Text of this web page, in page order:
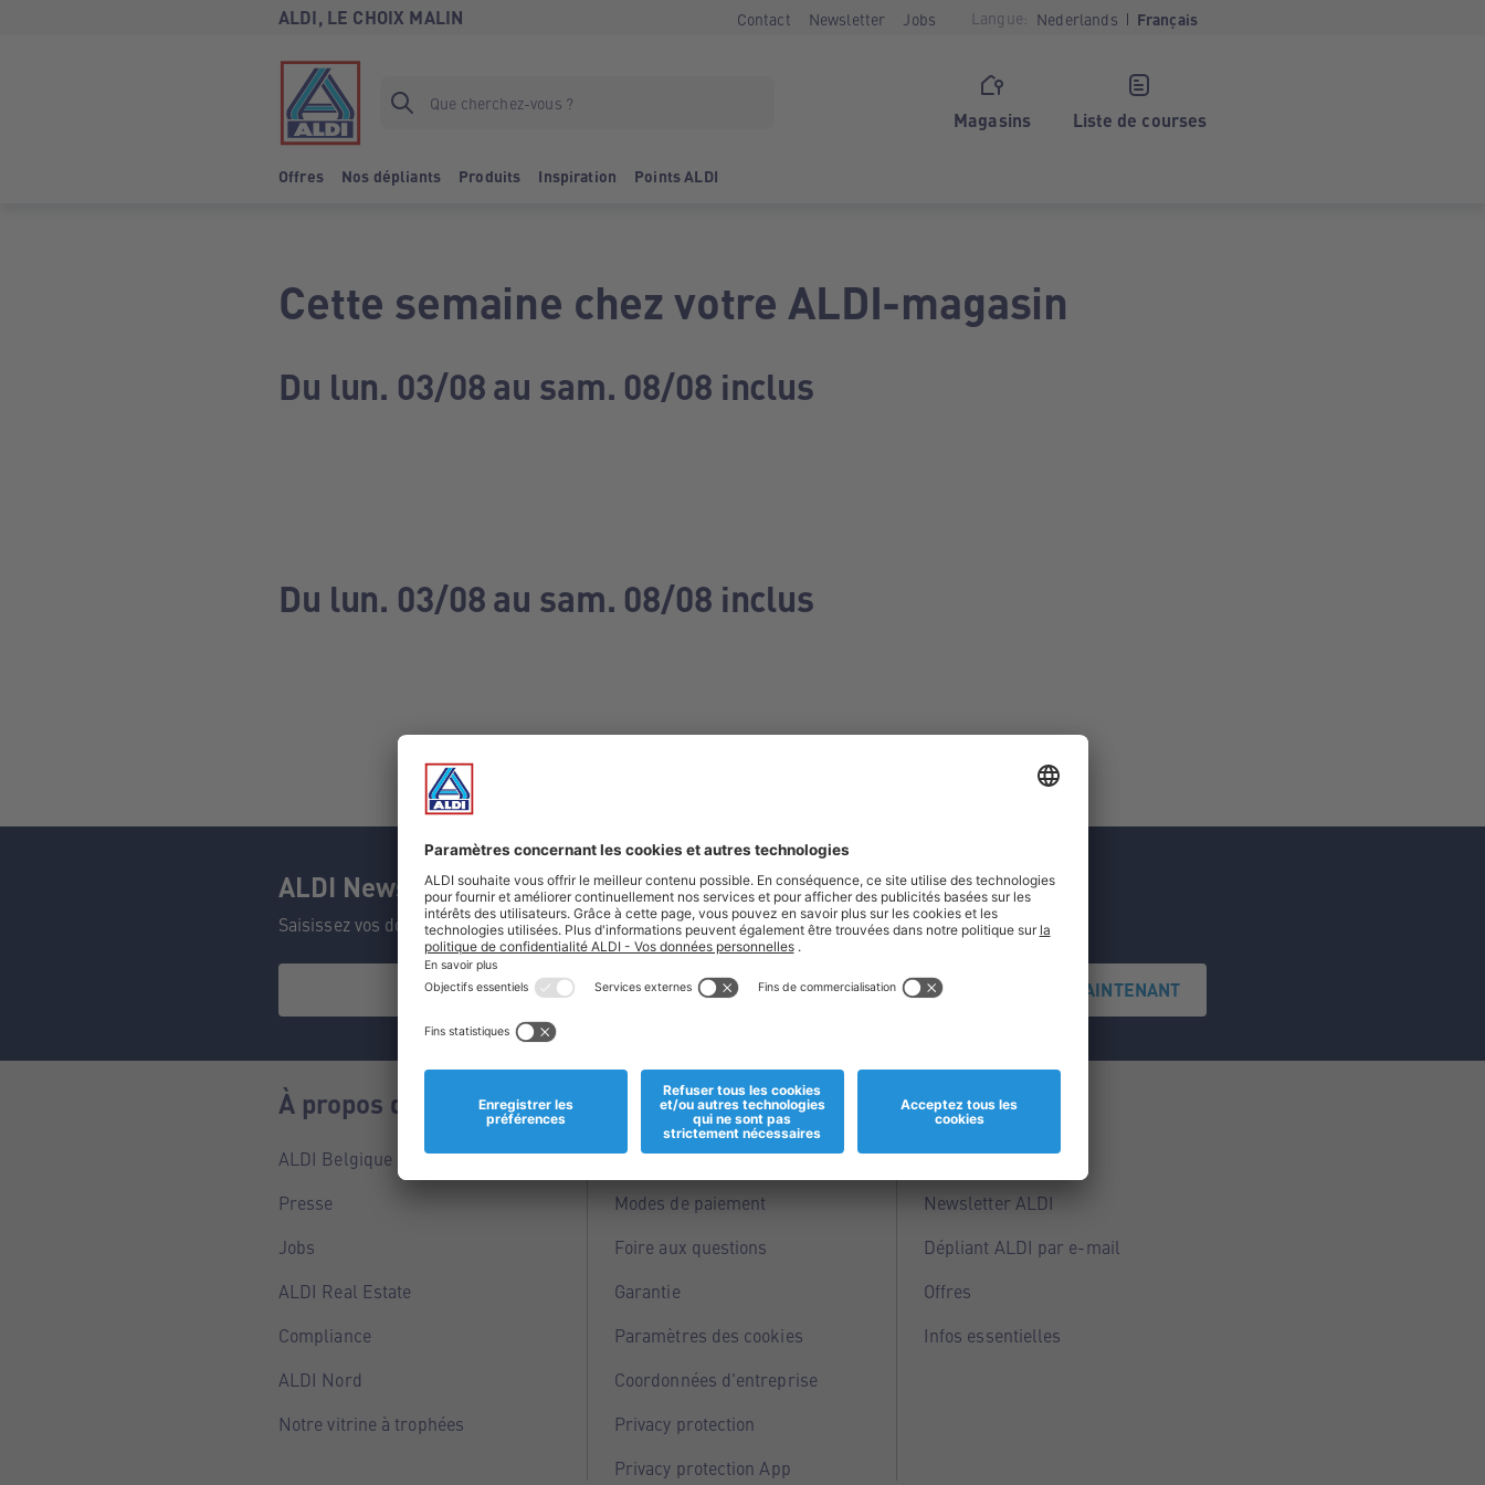
ALDI, LE CHOIX MALIN Contact Newsletter Jobs Langue: Nederlands Français
Magasins Liste de courses
Offres Nos dépliants Produits Inspiration Points ALDI
Cette semaine chez votre ALDI-magasin
Du lun. 03/08 au sam. 08/08 inclus
Du lun. 03/08 au sam. 08/08 inclus
ALDI Newsletter
Saisissez vos données et ne manquez aucune de nos offres.
S'INSCRIRE MAINTENANT
À propos de nous
ALDI Belgique
Presse
Jobs
ALDI Real Estate
Compliance
ALDI Nord
Notre vitrine à trophées
Informations
Magasins
Modes de paiement
Foire aux questions
Garantie
Paramètres des cookies
Coordonnées d'entreprise
Privacy protection
Privacy protection App
Service
Points ALDI
Newsletter ALDI
Dépliant ALDI par e-mail
Offres
Infos essentielles